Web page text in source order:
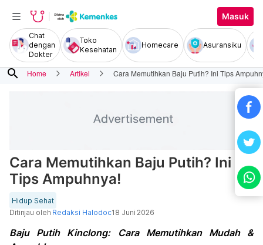
Masuk
Chat
dengan
Dokter
Toko
Kesehatan
Homecare Asuransiku
search Home Artikel Cara Memutihkan Baju Putih? Ini Tips
Cara Memutihkan Baju Putih? Ini
Tips Ampuhnya!
Hidup Sehat
Ditinjau oleh Redaksi Halodoc18 Juni 2026
Baju Putih Kinclong: Cara Memutihkan Mudah &